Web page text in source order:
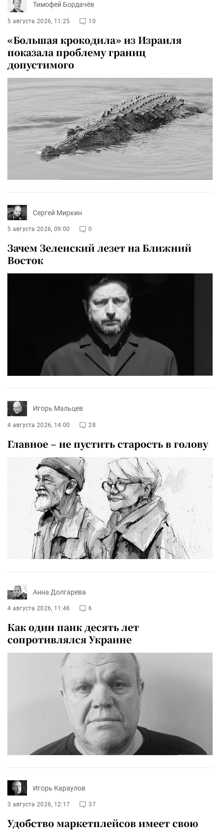
Тимофей Бордачёв
5 августа 2026, 11:25 10
«Большая крокодила» из Израиля
показала проблему границ
допустимого
Сергей Миркин
5 августа 2026, 09:00 0
Зачем Зеленский лезет на Ближний
Восток
Игорь Мальцев
4 августа 2026, 14:00 28
Главное – не пустить старость в голову
Анна Долгарева
4 августа 2026, 11:46 6
Как один панк десять лет
сопротивлялся Украине
Игорь Караулов
3 августа 2026, 12:17 37
Удобство маркетплейсов имеет свою